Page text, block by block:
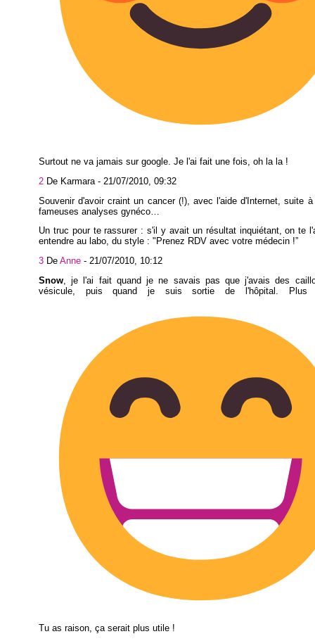
Surtout ne va jamais sur google. Je l'ai fait une fois, oh la la !
2 De Karmara - 21/07/2010, 09:32
Souvenir d'avoir craint un cancer (!), avec l'aide d'Internet, suite
fameuses analyses gynéco…
Un truc pour te rassurer : s'il y avait un résultat inquiétant, on te
entendre au labo, du style : "Prenez RDV avec votre médecin !”
3 De Anne - 21/07/2010, 10:12
Snow, je l'ai fait quand je ne savais pas que j'avais des
vésicule, puis quand je suis sortie de l'hôpital. Plus
Tu as raison, ça serait plus utile !